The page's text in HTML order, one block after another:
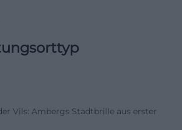
Vils: Ambergs Stadtbrille aus erster